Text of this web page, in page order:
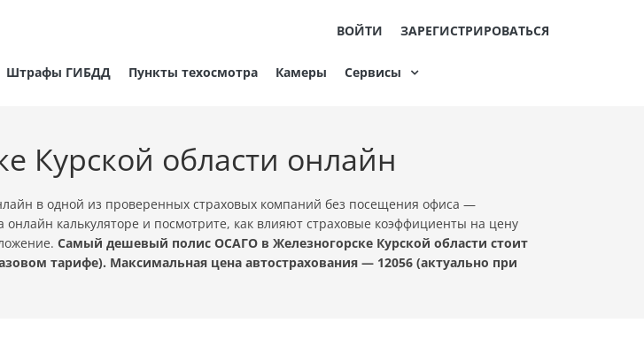
ВОЙТИ ЗАРЕГИСТРИРОВАТЬСЯ
Штрафы ГИБДД Пункты техосмотра Камеры Сервисы
Курской области онлайн
в одной из проверенных страховых компаний без посещения офиса —
калькуляторе и посмотрите, как влияют страховые коэффициенты на цену
Самый дешевый полис ОСАГО в Железногорске Курской области стоит
тарифе). Максимальная цена автострахования — 12056 (актуально при